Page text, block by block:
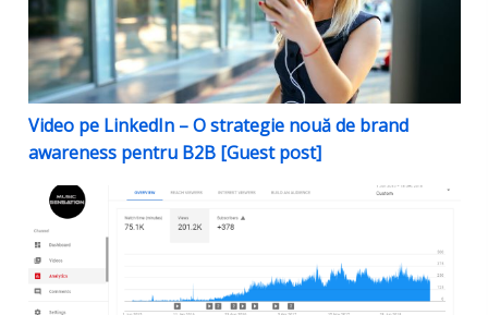
Video pe LinkedIn – O strategie nouă de brand
awareness pentru B2B [Guest post]
[Guest post] Cum crești traficul pe YouTube